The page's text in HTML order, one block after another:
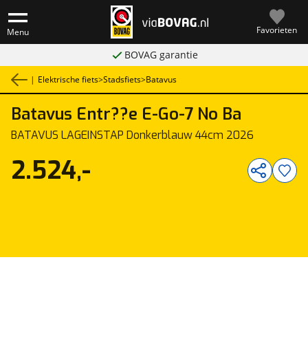
Menu Favorieten
BOVAG garantie
| Elektrische fiets>Stadsfiets>Batavus
Batavus Entr??e E-Go-7 No Ba
BATAVUS LAGEINSTAP Donkerblauw 44cm 2026
2.524,-